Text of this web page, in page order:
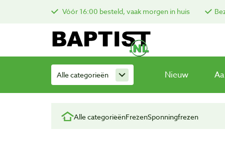
Vóór 16:00 besteld, vaak morgen in huis
Alle categorieën Nieuw
Alle categorieënFrezenSponningfrezen